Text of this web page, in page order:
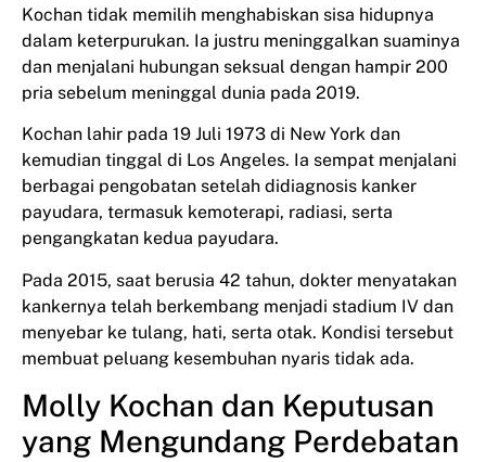
Kochan tidak memilih menghabiskan sisa hidupnya
dalam keterpurukan. Ia justru meninggalkan suaminya
dan menjalani hubungan seksual dengan hampir 200
pria sebelum meninggal dunia pada 2019.
Kochan lahir pada 19 Juli 1973 di New York dan
kemudian tinggal di Los Angeles. Ia sempat menjalani
berbagai pengobatan setelah didiagnosis kanker
payudara, termasuk kemoterapi, radiasi, serta
pengangkatan kedua payudara.
Pada 2015, saat berusia 42 tahun, dokter menyatakan
kankernya telah berkembang menjadi stadium IV dan
menyebar ke tulang, hati, serta otak. Kondisi tersebut
membuat peluang kesembuhan nyaris tidak ada.
Molly Kochan dan Keputusan
yang Mengundang Perdebatan